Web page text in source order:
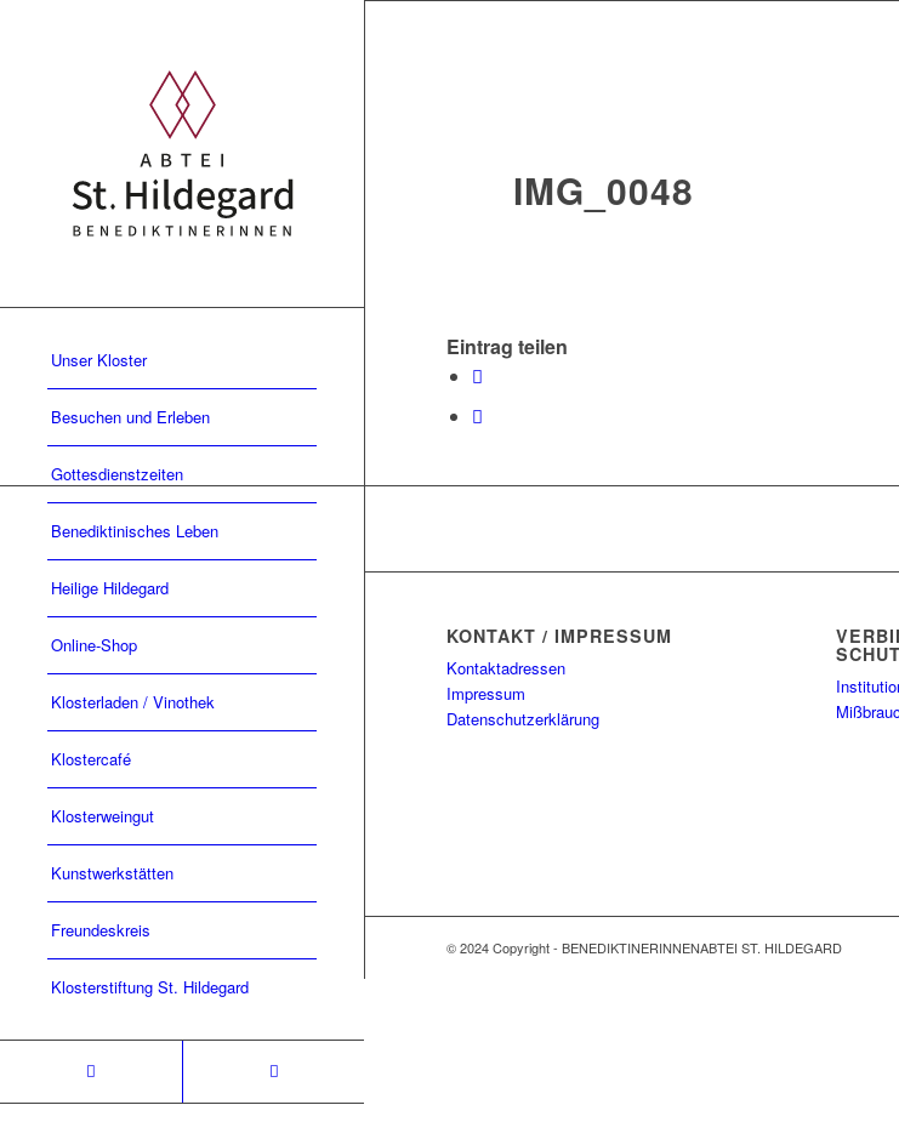
Unser Kloster
Besuchen und Erleben
Gottesdienstzeiten
Benediktinisches Leben
Heilige Hildegard
Online-Shop
Klosterladen / Vinothek
Klostercafé
Klosterweingut
Kunstwerkstätten
Freundeskreis
Klosterstiftung St. Hildegard
IMG_0048
Eintrag teilen
KONTAKT / IMPRESSUM
Kontaktadressen
Impressum
Datenschutzerklärung
© 2024 Copyright - BENEDIKTINERINNENABTEI ST. HILDEGARD